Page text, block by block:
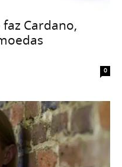
faz Cardano,
0